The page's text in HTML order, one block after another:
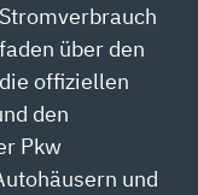
über den
offiziellen
den
Pkw
und